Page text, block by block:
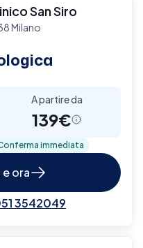
San Siro
Milano
A partire da
139€
immediata
ora
3542049